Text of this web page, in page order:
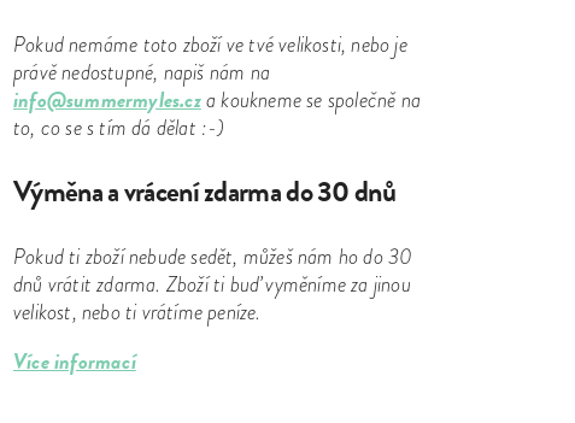
Pokud nemáme toto zboží ve tvé velikosti, nebo je
právě nedostupné, napiš nám na
info@summermyles.cza koukneme se společně na
to, co se s tím dá dělat :-)
Výměna a vrácení zdarma do 30 dnů
Pokud ti zboží nebude sedět, můžeš nám ho do 30
dnů vrátit zdarma. Zboží ti buď vyměníme za jinou
velikost, nebo ti vrátíme peníze.
Více informací